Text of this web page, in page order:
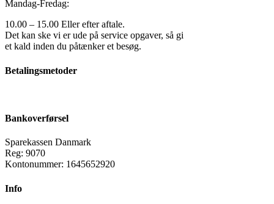
Mandag-Fredag:
10.00 – 15.00 Eller efter aftale.
Det kan ske vi er ude på service opgaver, så gi
et kald inden du påtænker et besøg.
Betalingsmetoder
Bankoverførsel
Sparekassen Danmark
Reg: 9070
Kontonummer: 1645652920
Info